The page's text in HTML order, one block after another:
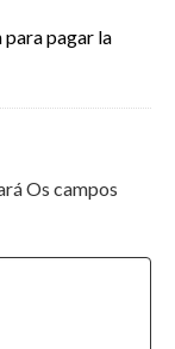
pagar la
Os campos